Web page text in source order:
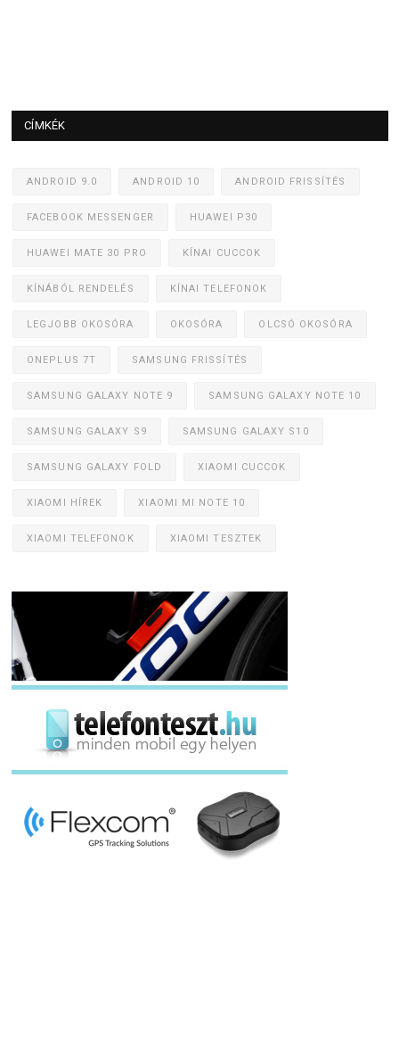
CÍMKÉK
ANDROID 9.0 ANDROID 10 ANDROID FRISSÍTÉS
FACEBOOK MESSENGER HUAWEI P30
HUAWEI MATE 30 PRO KÍNAI CUCCOK
KÍNÁBÓL RENDELÉS KÍNAI TELEFONOK
LEGJOBB OKOSÓRA OKOSÓRA OLCSÓ OKOSÓRA
ONEPLUS 7T SAMSUNG FRISSÍTÉS
SAMSUNG GALAXY NOTE 9 SAMSUNG GALAXY NOTE 10
SAMSUNG GALAXY S9 SAMSUNG GALAXY S10
SAMSUNG GALAXY FOLD XIAOMI CUCCOK
XIAOMI HÍREK XIAOMI MI NOTE 10
XIAOMI TELEFONOK XIAOMI TESZTEK